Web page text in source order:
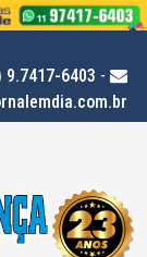
9.7417-6403 -